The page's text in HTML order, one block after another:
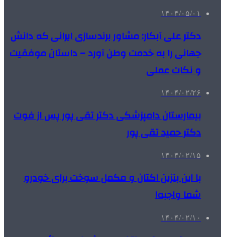
۱۴۰۴/۰۵/۰۱
دکتر علی آبکار: مشاور برندسازی ایرانی که دانش
جهانی را به خدمت وطن آورد – داستان موفقیت
و نکات عملی
۱۴۰۴/۰۲/۲۶
بیمارستان دامپزشکی دکتر تقی پور پس از فوت
دکتر حمید تقی پور
۱۴۰۴/۰۲/۱۵
با این بنزین اکتان و مکمل سوخت برای خودرو
شما واجبه!
۱۴۰۴/۰۲/۱۰